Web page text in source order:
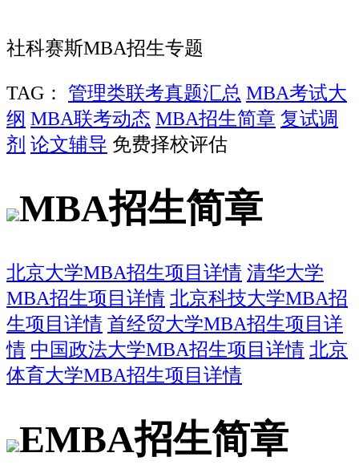
社科赛斯MBA招生专题
TAG： 管理类联考真题汇总 MBA考试大
纲 MBA联考动态 MBA招生简章 复试调
剂 论文辅导 免费择校评估
MBA招生简章
北京大学MBA招生项目详情 清华大学
MBA招生项目详情 北京科技大学MBA招
生项目详情 首经贸大学MBA招生项目详
情 中国政法大学MBA招生项目详情 北京
体育大学MBA招生项目详情
EMBA招生简章